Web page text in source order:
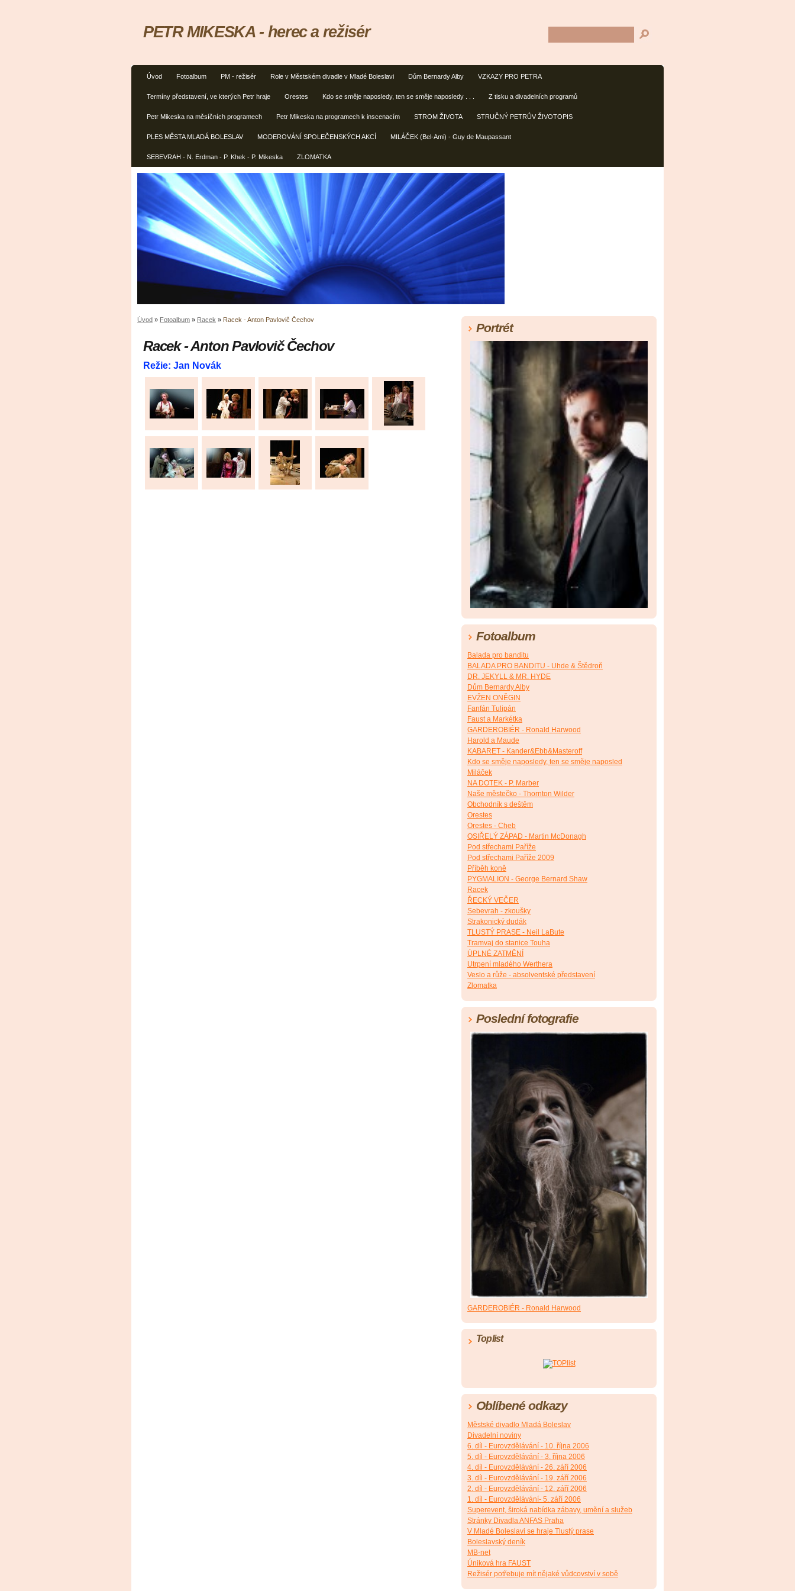
Úvod Fotoalbum PM - režisér Role v Městském divadle v Mladé Boleslavi Dům Bernardy Alby VZKAZY PRO PETRA
Termíny představení, ve kterých Petr hraje Orestes Kdo se směje naposledy, ten se směje naposledy . . . Z tisku a divadelních programů
Petr Mikeska na měsíčních programech Petr Mikeska na programech k inscenacím STROM ŽIVOTA STRUČNÝ PETRŮV ŽIVOTOPIS
PLES MĚSTA MLADÁ BOLESLAV MODEROVÁNÍ SPOLEČENSKÝCH AKCÍ MILÁČEK (Bel-Ami) - Guy de Maupassant
SEBEVRAH - N. Erdman - P. Khek - P. Mikeska ZLOMATKA
PETR MIKESKA - herec a režisér
Úvod » Fotoalbum » Racek » Racek - Anton Pavlovič Čechov
Racek - Anton Pavlovič Čechov
Režie: Jan Novák
Portrét
Fotoalbum
Balada pro banditu
BALADA PRO BANDITU - Uhde & Štědroň
DR. JEKYLL & MR. HYDE
Dům Bernardy Alby
EVŽEN ONĚGIN
Fanfán Tulipán
Faust a Markétka
GARDEROBIÉR - Ronald Harwood
Harold a Maude
KABARET - Kander&Ebb&Masteroff
Kdo se směje naposledy, ten se směje naposled
Miláček
NA DOTEK - P. Marber
Naše městečko - Thornton Wilder
Obchodník s deštěm
Orestes
Orestes - Cheb
OSIŘELÝ ZÁPAD - Martin McDonagh
Pod střechami Paříže
Pod střechami Paříže 2009
Příběh koně
PYGMALION - George Bernard Shaw
Racek
ŘECKÝ VEČER
Sebevrah - zkoušky
Strakonický dudák
TLUSTÝ PRASE - Neil LaBute
Tramvaj do stanice Touha
ÚPLNÉ ZATMĚNÍ
Utrpení mladého Werthera
Veslo a růže - absolventské představení
Zlomatka
Poslední fotografie
GARDEROBIÉR - Ronald Harwood
Toplist
Oblíbené odkazy
Městské divadlo Mladá Boleslav
Divadelní noviny
6. díl - Eurovzdělávání - 10. října 2006
5. díl - Eurovzdělávání - 3. října 2006
4. díl - Eurovzdělávání - 26. září 2006
3. díl - Eurovzdělávání - 19. září 2006
2. díl - Eurovzdělávání - 12. září 2006
1. díl - Eurovzdělávání- 5. září 2006
Superevent, široká nabídka zábavy, umění a služeb
Stránky Divadla ANFAS Praha
V Mladé Boleslavi se hraje Tlustý prase
Boleslavský deník
MB-net
Úniková hra FAUST
Režisér potřebuje mít nějaké vůdcovství v sobě